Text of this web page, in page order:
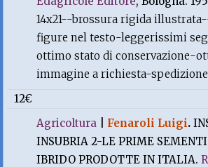
14x21--brossura rigida
figure nel testo-leggerissimi
ottimo stato di conservazione-
immagine a richiesta-
12€
Agricoltura
Fenaroli Luigi.
INSUBRIA 2-LE PRIME
IBRIDO PRODOTTE IN ITALIA.